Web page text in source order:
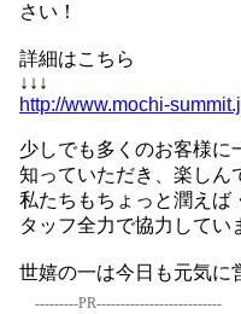
さい！
詳細はこちら
↓↓↓
http://www.mochi-
少しでも多くのお客様に
知っていただき、楽しん
私たちもちょっと潤えば
タッフ全力で協力してい
世嬉の一は今日も元気に
---------PR--------------------------